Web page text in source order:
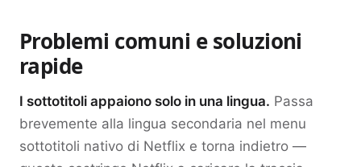
Problemi comuni e soluzioni
rapide
I sottotitoli appaiono solo in una lingua. Passa
brevemente alla lingua secondaria nel menu
sottotitoli nativo di Netflix e torna indietro —